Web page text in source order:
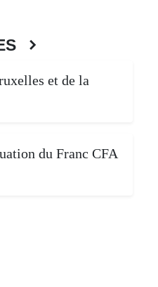
et de la
du Franc CFA